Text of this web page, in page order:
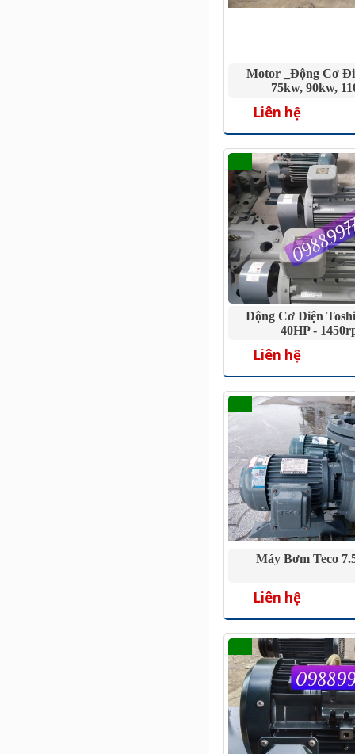
Motor _Động Cơ
75kw, 90kw,
Liên hệ
Động Cơ Điện
40HP -
Liên hệ
Máy Bơm Teco
Liên hệ